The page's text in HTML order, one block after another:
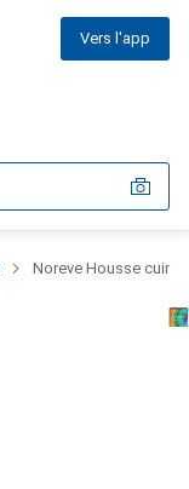
Vers l'app
Noreve Housse cuir